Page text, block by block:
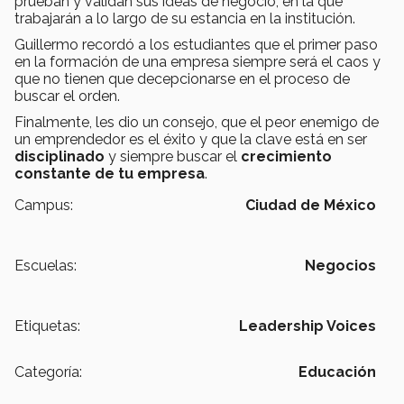
trabajarán a lo largo de su estancia en la institución.
Guillermo recordó a los estudiantes que el primer paso
en la formación de una empresa siempre será el caos y
que no tienen que decepcionarse en el proceso de
buscar el orden.
Finalmente, les dio un consejo, que el peor enemigo de
un emprendedor es el éxito y que la clave está en ser
disciplinado y siempre buscar el crecimiento
constante de tu empresa.
Campus:
Ciudad de México
Escuelas: Negocios
Etiquetas: Leadership Voices
Categoría: Educación